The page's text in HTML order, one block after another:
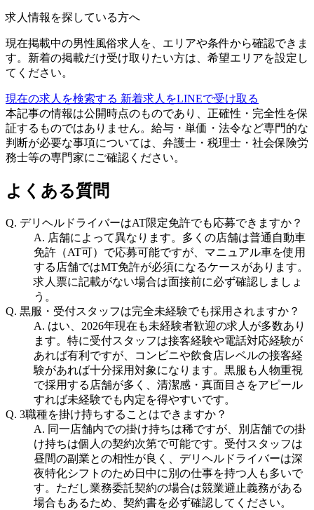
求人情報を探している方へ
現在掲載中の男性風俗求人を、エリアや条件から確認できま
す。新着の掲載だけ受け取りたい方は、希望エリアを設定し
てください。
現在の求人を検索する 新着求人をLINEで受け取る
本記事の情報は公開時点のものであり、正確性・完全性を保
証するものではありません。給与・単価・法令など専門的な
判断が必要な事項については、弁護士・税理士・社会保険労
務士等の専門家にご確認ください。
よくある質問
Q. デリヘルドライバーはAT限定免許でも応募できますか？
A. 店舗によって異なります。多くの店舗は普通自動車
免許（AT可）で応募可能ですが、マニュアル車を使用
する店舗ではMT免許が必須になるケースがあります。
求人票に記載がない場合は面接前に必ず確認しましょ
う。
Q. 黒服・受付スタッフは完全未経験でも採用されますか？
A. はい、2026年現在も未経験者歓迎の求人が多数あり
ます。特に受付スタッフは接客経験や電話対応経験が
あれば有利ですが、コンビニや飲食店レベルの接客経
験があれば十分採用対象になります。黒服も人物重視
で採用する店舗が多く、清潔感・真面目さをアピール
すれば未経験でも内定を得やすいです。
Q. 3職種を掛け持ちすることはできますか？
A. 同一店舗内での掛け持ちは稀ですが、別店舗での掛
け持ちは個人の契約次第で可能です。受付スタッフは
昼間の副業との相性が良く、デリヘルドライバーは深
夜特化シフトのため日中に別の仕事を持つ人も多いで
す。ただし業務委託契約の場合は競業避止義務がある
場合もあるため、契約書を必ず確認してください。